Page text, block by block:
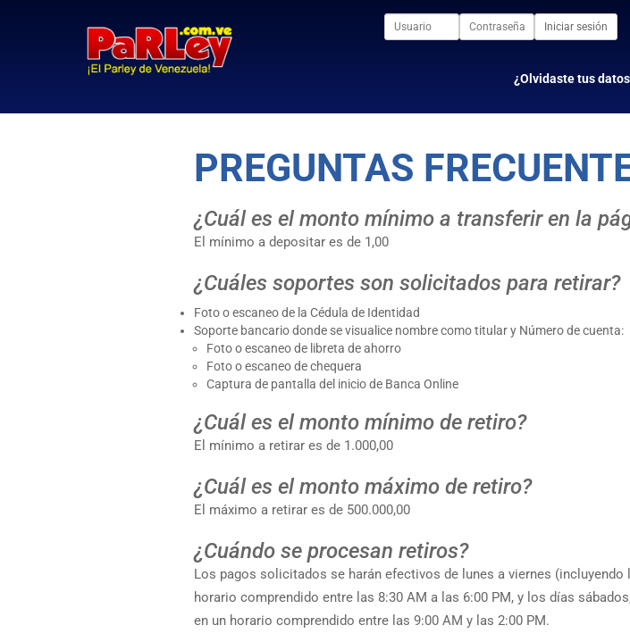
Iniciar sesión
¿Olvidaste tus
PREGUNTAS
¿Cuál es el monto mínimo a transferir en la
El mínimo a depositar es de 1,00
¿Cuáles soportes son solicitados para retirar?
Foto o escaneo de la Cédula de Identidad
Soporte bancario donde se visualice nombre como titular y Número de cuenta:
Foto o escaneo de libreta de ahorro
Foto o escaneo de chequera
Captura de pantalla del inicio de Banca Online
¿Cuál es el monto mínimo de retiro?
El mínimo a retirar es de 1.000,00
¿Cuál es el monto máximo de retiro?
El máximo a retirar es de 500.000,00
¿Cuándo se procesan retiros?
Los pagos solicitados se harán efectivos de lunes a viernes (incluyendo
horario comprendido entre las 8:30 AM a las 6:00 PM, y los días
en un horario comprendido entre las 9:00 AM y las 2:00 PM.